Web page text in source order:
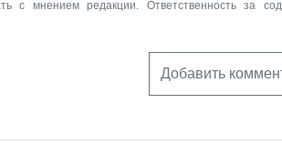
с мнением редакции. Ответственность за
Добавить